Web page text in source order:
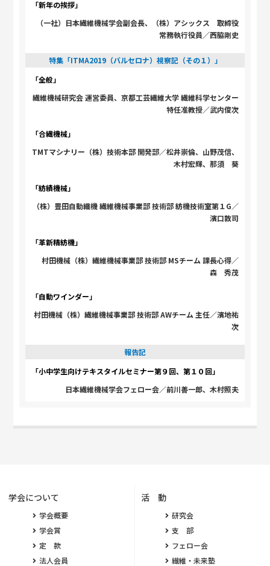
「新年の挨拶」
（一社）日本繊維機械学会副会長、（株）アシックス 取締役
常務執行役員／西脇剛史
特集「ITMA2019（バルセロナ）視察記（その１）」
「全般」
繊維機械研究会 運営委員、京都工芸繊維大学 繊維科学センター
特任准教授／武内俊次
「合繊機械」
TMTマシナリー（株）技術本部 開発部／松井崇倫、山野茂信、
木村宏輝、那須 葵
「紡績機械」
（株）豊田自動織機 繊維機械事業部 技術部 紡機技術室第１G／
濱口敦司
「革新精紡機」
村田機械（株）繊維機械事業部 技術部 MSチーム 課長心得／
森 秀茂
「自動ワインダー」
村田機械（株）繊維機械事業部 技術部 AWチーム 主任／濱地祐
次
報告記
「小中学生向けテキスタイルセミナー第９回、第１０回」
日本繊維機械学会フェロー会／前川善一郎、木村照夫
学会について
学会概要
学会賞
定 款
法人会員
活 動
研究会
支 部
フェロー会
繊維・未来塾